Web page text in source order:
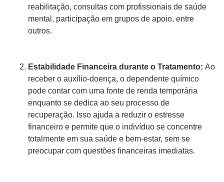
reabilitação, consultas com profissionais de saúde
mental, participação em grupos de apoio, entre
outros.
Estabilidade Financeira durante o Tratamento: Ao
receber o auxílio-doença, o dependente químico
pode contar com uma fonte de renda temporária
enquanto se dedica ao seu processo de
recuperação. Isso ajuda a reduzir o estresse
financeiro e permite que o indivíduo se concentre
totalmente em sua saúde e bem-estar, sem se
preocupar com questões financeiras imediatas.